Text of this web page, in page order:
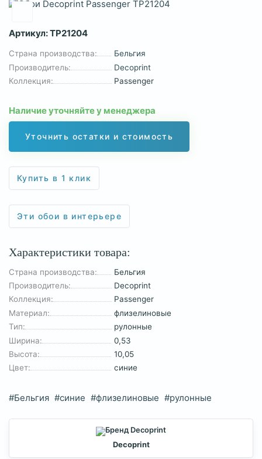
Артикул:TP21204
Страна производства:
Бельгия
Производитель:
Decoprint
Коллекция:
Passenger
Наличие уточняйте у менеджера
Уточнить остатки и стоимость
Купить в 1 клик
Эти обои в интерьере
Характеристики товара:
Страна производства:
Бельгия
Производитель:
Decoprint
Коллекция:
Passenger
Материал:
флизелиновые
Тип:
рулонные
Ширина:
0,53
Высота:
10,05
Цвет:
синие
#Бельгия #синие #флизелиновые #рулонные
Decoprint